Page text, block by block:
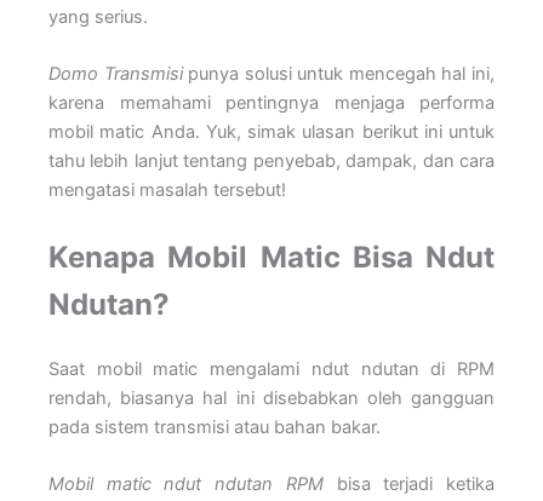
yang serius.
Domo Transmisipunya solusi untuk mencegah hal ini,
karena memahami pentingnya menjaga performa
mobil matic Anda. Yuk, simak ulasan berikut ini untuk
tahu lebih lanjut tentang penyebab, dampak, dan cara
mengatasi masalah tersebut!
Kenapa Mobil Matic Bisa Ndut
Ndutan?
Saat mobil matic mengalami ndut ndutan di RPM
rendah, biasanya hal ini disebabkan oleh gangguan
pada sistem transmisi atau bahan bakar.
Mobil matic ndut ndutan RPMbisa terjadi ketika